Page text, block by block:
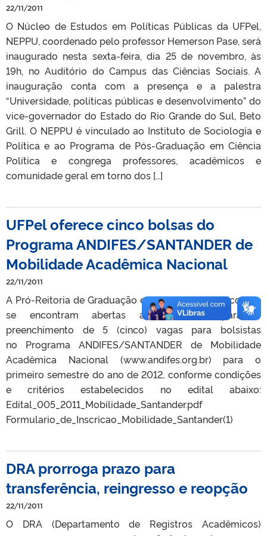
22/11/2011
O Núcleo de Estudos em Políticas Públicas da UFPel,
NEPPU, coordenado pelo professor Hemerson Pase, será
inaugurado nesta sexta-feira, dia 25 de novembro, às
19h, no Auditório do Campus das Ciências Sociais. A
inauguração conta com a presença e a palestra
“Universidade, políticas públicas e desenvolvimento” do
vice-governador do Estado do Rio Grande do Sul, Beto
Grill. O NEPPU é vinculado ao Instituto de Sociologia e
Política e ao Programa de Pós-Graduação em Ciência
Política e congrega professores, acadêmicos e
comunidade geral em torno dos […]
UFPel oferece cinco bolsas do
Programa ANDIFES/SANTANDER de
Mobilidade Acadêmica Nacional
22/11/2011
A Pró-Reitoria de Graduação está tornando público que
se encontram abertas as inscrições para o
preenchimento de 5 (cinco) vagas para bolsistas
no Programa ANDIFES/SANTANDER de Mobilidade
Acadêmica Nacional (www.andifes.org.br) para o
primeiro semestre do ano de 2012, conforme condições
e critérios estabelecidos no edital abaixo:
Edital_005_2011_Mobilidade_Santander.pdf
Formulario_de_Inscricao_Mobilidade_Santander(1)
DRA prorroga prazo para
transferência, reingresso e reopção
22/11/2011
O DRA (Departamento de Registros Acadêmicos)